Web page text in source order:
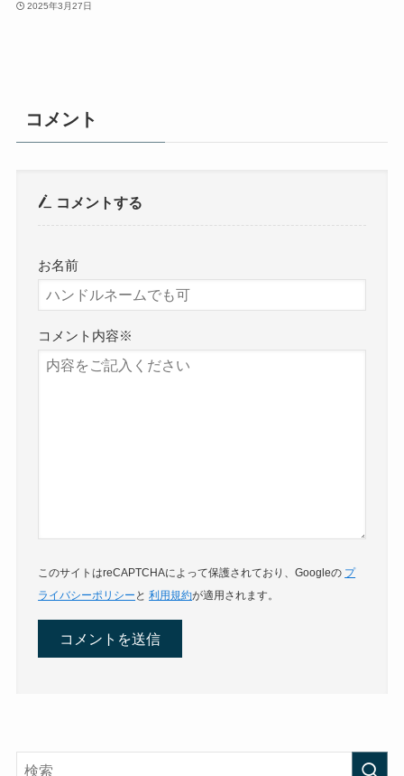
2025年3月27日
コメント
コメントする
お名前
コメント内容※
このサイトはreCAPTCHAによって保護されており、Googleの プ
ライバシーポリシー と利用規約が適用されます。